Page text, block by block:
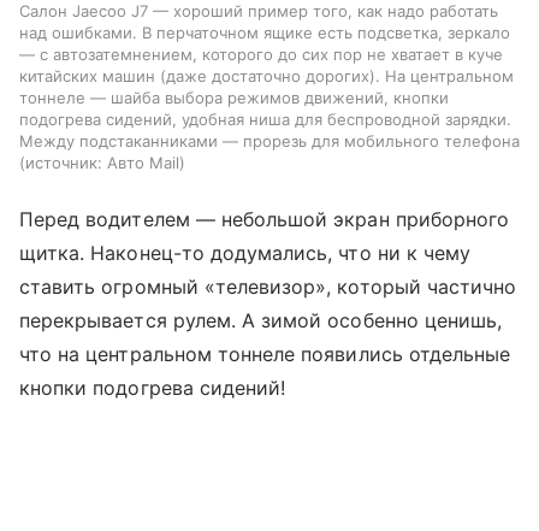
Салон Jaecoo J7 — хороший пример того, как надо работать
над ошибками. В перчаточном ящике есть подсветка, зеркало
— с автозатемнением, которого до сих пор не хватает в куче
китайских машин (даже достаточно дорогих). На центральном
тоннеле — шайба выбора режимов движений, кнопки
подогрева сидений, удобная ниша для беспроводной зарядки.
Между подстаканниками — прорезь для мобильного телефона
источник: Авто Mail
Перед водителем — небольшой экран приборного
щитка. Наконец-то додумались, что ни к чему
ставить огромный «телевизор», который частично
перекрывается рулем. А зимой особенно ценишь,
что на центральном тоннеле появились отдельные
кнопки подогрева сидений!